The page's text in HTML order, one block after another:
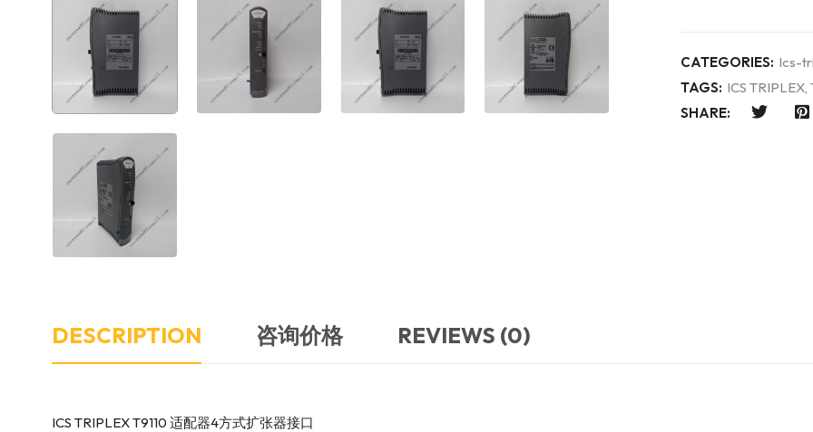
CATEGORIES: Ics-
TAGS: ICS TRIPLEX,
SHARE:
DESCRIPTION 咨询价格 REVIEWS (0)
ICS TRIPLEX T9110 适配器4方式扩张器接口